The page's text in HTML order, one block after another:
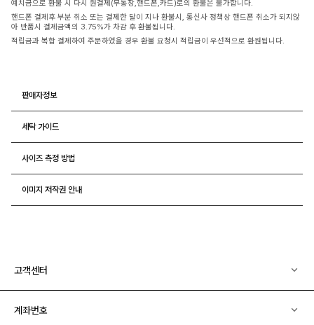
예치금으로 환불 시 다시 원결제(무통장,핸드폰,카드)로의 환불은 불가합니다.
핸드폰 결제후 부분 취소 또는 결제한 달이 지나 환불시, 통신사 정책상 핸드폰 취소가 되지않
아 반품시 결제금액의 3.75%가 차감 후 환불됩니다.
적립금과 복합 결제하여 주문하였을 경우 환불 요청시 적립금이 우선적으로 환원됩니다.
판매자정보
세탁 가이드
사이즈 측정 방법
이미지 저작권 안내
고객센터
계좌번호